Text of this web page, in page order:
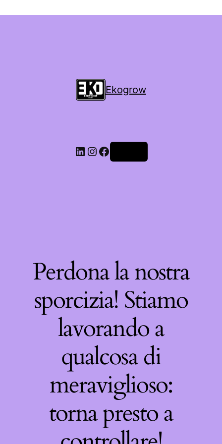
Ekogrow
Perdona la nostra
sporcizia! Stiamo
lavorando a
qualcosa di
meraviglioso:
torna presto a